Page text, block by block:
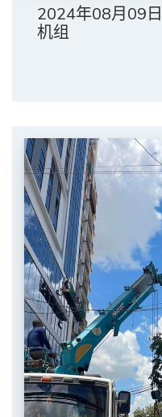
2024年08月09
机组